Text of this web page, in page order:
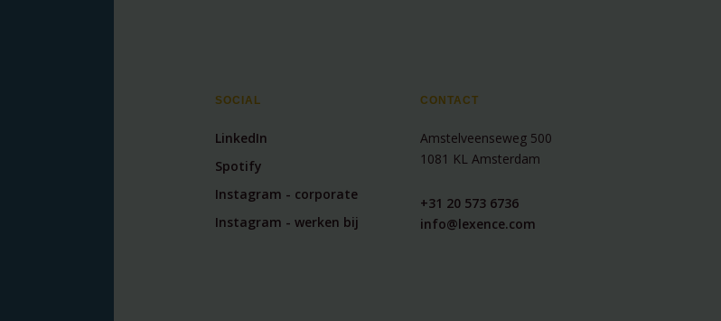
SOCIAL
LinkedIn
Spotify
Instagram - corporate
Instagram - werken bij
CONTACT
Amstelveenseweg 500
1081 KL Amsterdam
+31 20 573 6736
info@lexence.com